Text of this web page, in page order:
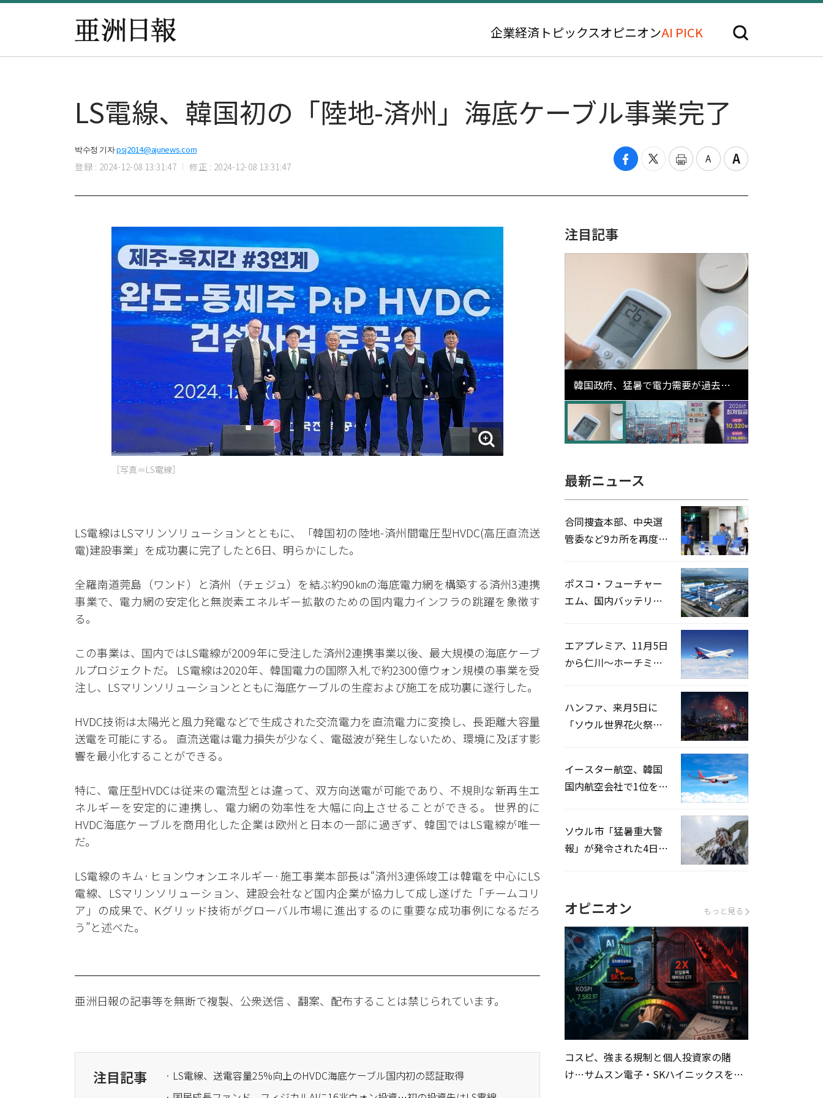
企業経済 トピックスオピニオンAI PICK
LS電線、韓国初の「陸地-済州」海底ケーブル事業完了
박수정 기자psj2014@ajunews.com
登録 : 2024-12-08 13:31:47 修正 : 2024-12-08 13:31:47
［写真＝LS電線］
LS電線はLSマリンソリューションとともに、「韓国初の陸地-済州間電圧型HVDC(高圧直流送
電)建設事業」を成功裏に完了したと6日、明らかにした。
全羅南道莞島（ワンド）と済州（チェジュ）を結ぶ約90㎞の海底電力網を構築する済州3連携
事業で、電力網の安定化と無炭素エネルギー拡散のための国内電力インフラの跳躍を象徴す
る。
この事業は、国内ではLS電線が2009年に受注した済州2連携事業以後、最大規模の海底ケーブ
ルプロジェクトだ。 LS電線は2020年、韓国電力の国際入札で約2300億ウォン規模の事業を受
注し、LSマリンソリューションとともに海底ケーブルの生産および施工を成功裏に遂行した。
HVDC技術は太陽光と風力発電などで生成された交流電力を直流電力に変換し、長距離大容量
送電を可能にする。 直流送電は電力損失が少なく、電磁波が発生しないため、環境に及ぼす影
響を最小化することができる。
特に、電圧型HVDCは従来の電流型とは違って、双方向送電が可能であり、不規則な新再生エ
ネルギーを安定的に連携し、電力網の効率性を大幅に向上させることができる。 世界的に
HVDC海底ケーブルを商用化した企業は欧州と日本の一部に過ぎず、韓国ではLS電線が唯一
だ。
LS電線のキム·ヒョンウォンエネルギー·施工事業本部長は“済州3連係竣工は韓電を中心にLS
電線、LSマリンソリューション、建設会社など国内企業が協力して成し遂げた「チームコリ
ア」の成果で、Kグリッド技術がグローバル市場に進出するのに重要な成功事例になるだろ
う”と述べた。
亜洲日報の記事等を無断で複製、公衆送信 、翻案、配布することは禁じられています。
注目記事
· LS電線、送電容量25%向上のHVDC海底ケーブル国内初の認証取得
注目記事
韓国政府、猛暑で電力需要が過去最
高更新の可能性に需給対応体制を点
検
最新ニュース
合同捜査本部、中央選
管委など9カ所を再度家
ポスコ・フューチャー
エム、国内バッテリー
エアプレミア、11月5日
から仁川〜ホーチミン
ハンファ、来月5日に
「ソウル世界花火祭り
イースター航空、韓国
国内航空会社で1位を記
ソウル市「猛暑重大警
報」が発令された4日、
オピニオン もっと見る
コスピ、強まる規制と個人投資家の賭
け…サムスン電子・SKハイニックスを巡